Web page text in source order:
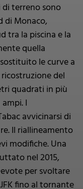
terreno sono
di Monaco,
tra la piscina e la
quella
le curve a
ricostruzione del
quadrati in più
I
avvicinarsi di
Il riallineamento
modifiche. Una
nel 2015,
per svoltare
fino al tornante